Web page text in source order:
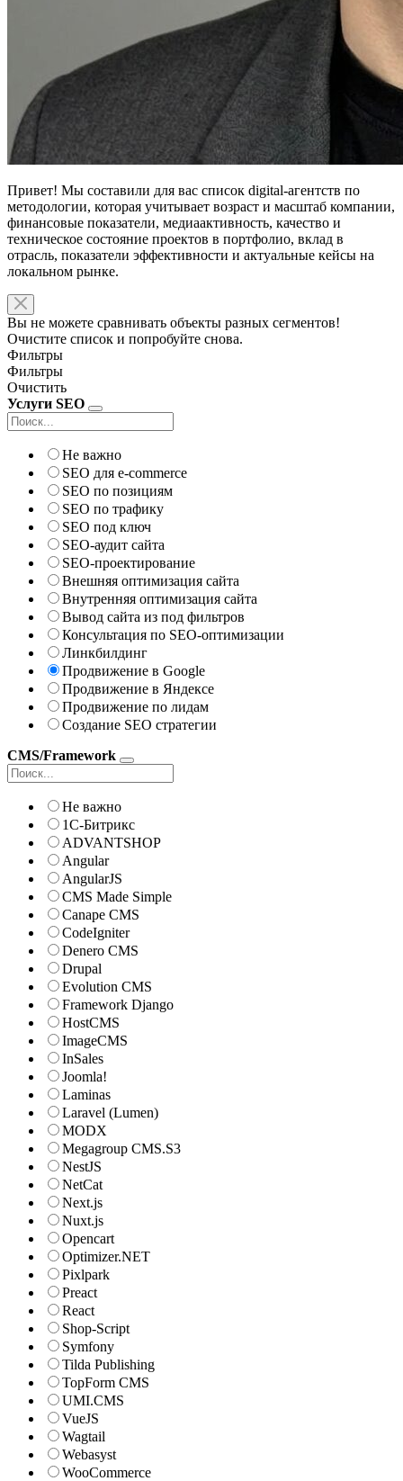
Привет! Мы составили для вас список digital-агентств по
методологии, которая учитывает возраст и масштаб компании,
финансовые показатели, медиаактивность, качество и
техническое состояние проектов в портфолио, вклад в
отрасль, показатели эффективности и актуальные кейсы на
локальном рынке.
Вы не можете сравнивать объекты разных сегментов!
Очистите список и попробуйте снова.
Фильтры
Фильтры
Очистить
Услуги SEO
Не важно
SEO для e-commerce
SEO по позициям
SEO по трафику
SEO под ключ
SEO-аудит сайта
SEO-проектирование
Внешняя оптимизация сайта
Внутренняя оптимизация сайта
Вывод сайта из под фильтров
Консультация по SEO-оптимизации
Линкбилдинг
Продвижение в Google
Продвижение в Яндексе
Продвижение по лидам
Создание SEO стратегии
CMS/Framework
Не важно
1С-Битрикс
ADVANTSHOP
Angular
AngularJS
CMS Made Simple
Canape CMS
CodeIgniter
Denero CMS
Drupal
Evolution CMS
Framework Django
HostCMS
ImageCMS
InSales
Joomla!
Laminas
Laravel (Lumen)
MODX
Megagroup CMS.S3
NestJS
NetCat
Next.js
Nuxt.js
Opencart
Optimizer.NET
Pixlpark
Preact
React
Shop-Script
Symfony
Tilda Publishing
TopForm CMS
UMI.CMS
VueJS
Wagtail
Webasyst
WooCommerce